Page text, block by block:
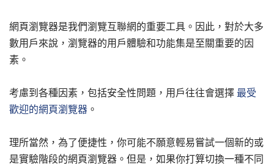
網頁瀏覽器是我們瀏覽互聯網的重要工具。因此，對於大多
數用戶來說，瀏覽器的用戶體驗和功能集是至關重要的因
素。
考慮到各種因素，包括安全性問題，用戶往往會選擇最受
歡迎的網頁瀏覽器 。
理所當然，為了便捷性，你可能不願意輕易嘗試一個新的或
是實驗階段的網頁瀏覽器。但是，如果你打算切換一種不同